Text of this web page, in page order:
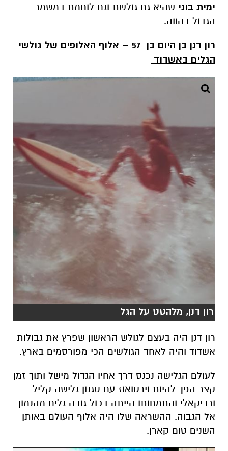
ימית בוני שהיא גם גולשת וגם לוחמת במשמר
הגבול בהווה.
רון דנן בן היום בן 57 – אלוף האלופים של גולשי
הגלים באשדוד
רון דנן, מלהטט על הגל
רון דנן היה בעצם לגולש הראשון שפרץ את גבולות
אשדוד והיה לאחד הגולשים הכי מפורסמים בארץ.
לעולם הגלישה נכנס דרך אחיו הגדול מישל ותוך זמן
קצר הפך להיות וירטואוז עם סגנון גלישה קליל
ורדיקאלי והתמחותו הייתה בכול גובה גלים מהנמוך
אל הגבוה. ההשראה שלו היה אלוף העולם באותן
השנים טום קארן.